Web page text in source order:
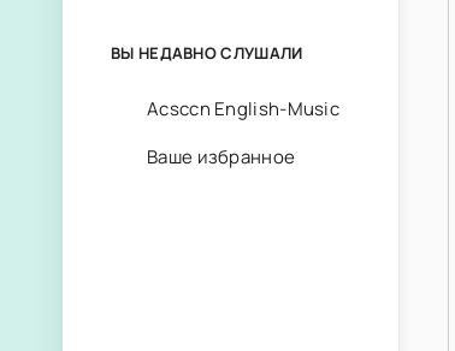
ВЫ НЕДАВНО СЛУШАЛИ
Acsccn English-Music
Ваше избранное